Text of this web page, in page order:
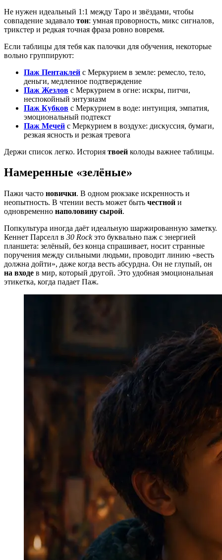
Не нужен идеальный 1:1 между Таро и звёздами, чтобы
совпадение задавало тон: умная проворность, микс сигналов,
трикстер и редкая точная фраза ровно вовремя.
Если таблицы для тебя как палочки для обучения, некоторые
вольно группируют:
Паж Пентаклей с Меркурием в земле: ремесло, тело,
деньги, медленное подтверждение
Паж Жезлов с Меркурием в огне: искры, питчи,
неспокойный энтузиазм
Паж Кубков с Меркурием в воде: интуиция, эмпатия,
эмоциональный подтекст
Паж Мечей с Меркурием в воздухе: дискуссия, бумаги,
резкая ясность и резкая тревога
Держи список легко. История твоей колоды важнее таблицы.
Намеренные «зелёные»
Пажи часто новички. В одном рюкзаке искренность и
неопытность. В чтении весть может быть честной и
одновременно наполовину сырой.
Попкультура иногда даёт идеальную шаржированную заметку.
Кеннет Парселл в 30 Rockэто буквально паж с энергией
планшета: зелёный, без конца спрашивает, носит странные
поручения между сильными людьми, проводит линию «весть
должна дойти», даже когда весть абсурдна. Он не глупый, он
на входе в мир, который другой. Это удобная эмоциональная
этикетка, когда падает Паж.